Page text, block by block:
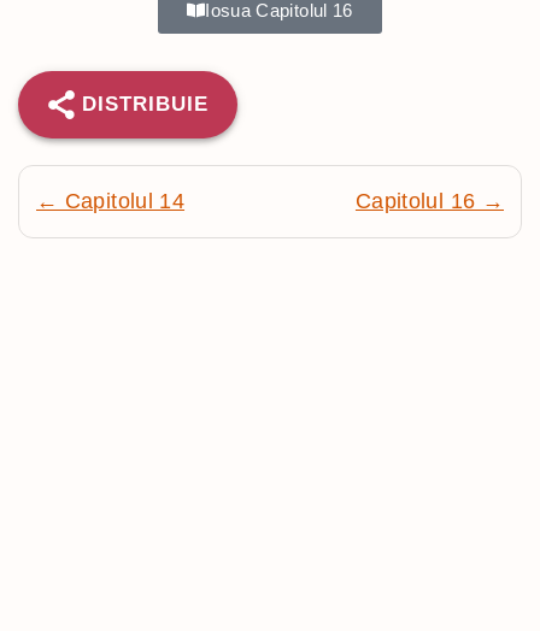
Iosua Capitolul 16
DISTRIBUIE
← Capitolul 14 Capitolul 16 →